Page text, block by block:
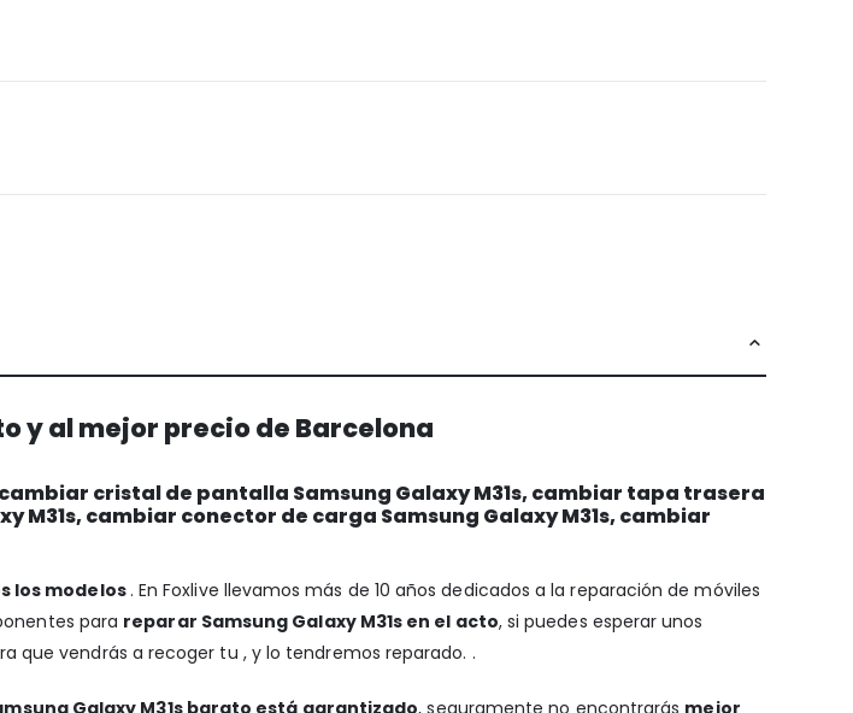
y al mejor precio de Barcelona
cristal de pantalla Samsung Galaxy M31s, cambiar tapa trasera
M31s, cambiar conector de carga Samsung Galaxy M31s, cambiar
los modelos. En Foxlive llevamos más de 10 años dedicados a la reparación de móviles
para reparar Samsung Galaxy M31s en el acto, si puedes esperar unos
que vendrás a recoger tu , y lo tendremos reparado. .
Galaxy M31s barato está garantizado, seguramente no encontrarás mejor